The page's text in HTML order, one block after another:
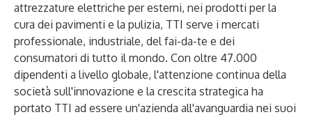
attrezzature elettriche per esterni, nei prodotti per la
cura dei pavimenti e la pulizia, TTI serve i mercati
professionale, industriale, del fai-da-te e dei
consumatori di tutto il mondo. Con oltre 47.000
dipendenti a livello globale, l'attenzione continua della
società sull'innovazione e la crescita strategica ha
portato TTI ad essere un'azienda all'avanguardia nei suoi